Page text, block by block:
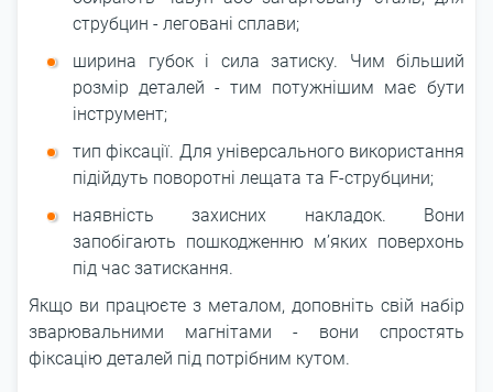
струбцин - леговані сплави;
ширина губок і сила затиску. Чим більший
розмір деталей - тим потужнішим має бути
інструмент;
тип фіксації. Для універсального використання
підійдуть поворотні лещата та F-струбцини;
наявність захисних накладок. Вони
запобігають пошкодженню м’яких поверхонь
під час затискання.
Якщо ви працюєте з металом, доповніть свій набір
зварювальними магнітами - вони спростять
фіксацію деталей під потрібним кутом.